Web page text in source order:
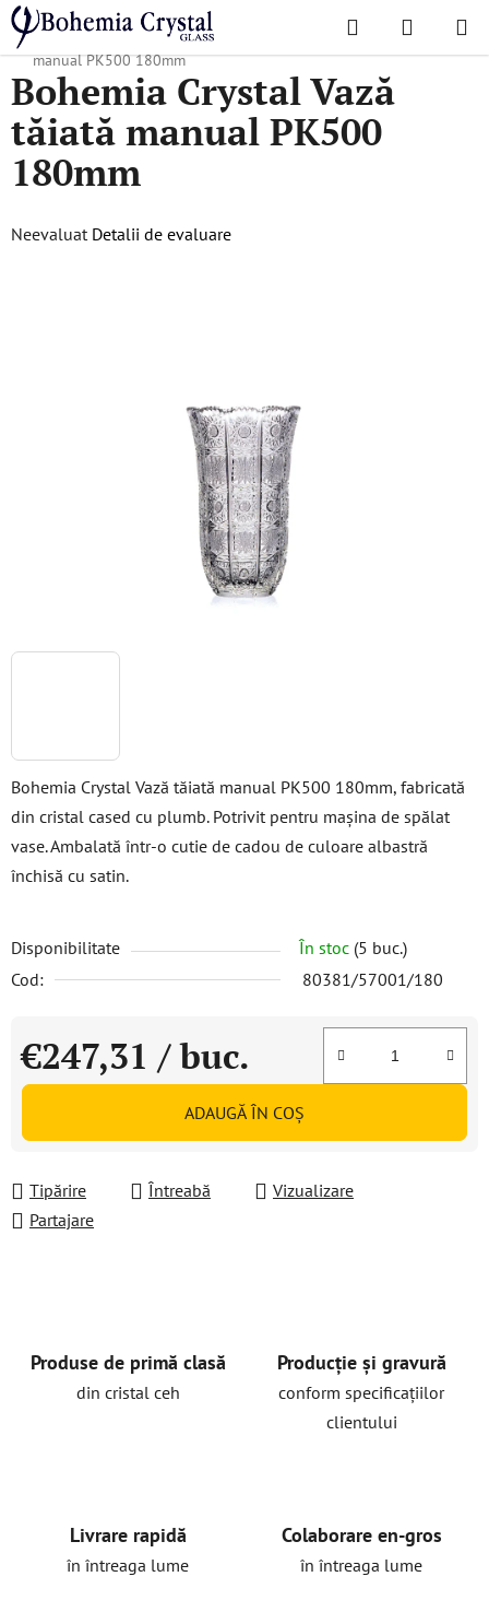
Treci
conținut
Căutare
DE
Acasă
/ Colecții populare / PK500
Bohemia Crystal Vază tăiată
manual PK500 180mm
Bohemia Crystal Vază tăiată manual PK500 180mm, fabricată
din cristal cased cu plumb. Potrivit pentru mașina de spălat
vase. Ambalată într-o cutie de cadou de culoare albastră
închisă cu satin.
Disponibilitate În stoc (5 buc.)
Cod:
80381/57001/180
€247,31 / buc.
Evaluare preţ:
ADAUGĂ ÎN COŞ
Tipărire Întreabă
Vizualizare
Partajare
Bohemia Crystal Vază
tăiată manual PK500
180mm
Evaluarea
Neevaluat Detalii de evaluare
Produse de primă clasă
din cristal ceh
Producție și gravură
conform specificațiilor
clientului
Livrare rapidă
în întreaga lume
Colaborare en-gros
în întreaga lume